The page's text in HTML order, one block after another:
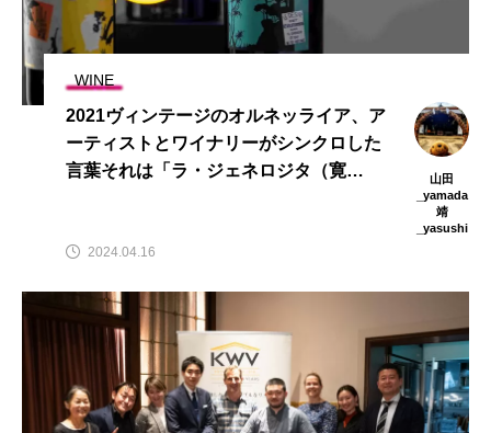
WINE
2021ヴィンテージのオルネッライア、ア
ーティストとワイナリーがシンクロした
言葉それは「ラ・ジェネロジタ（寛
山田
_yamada
靖
_yasushi
2024.04.16